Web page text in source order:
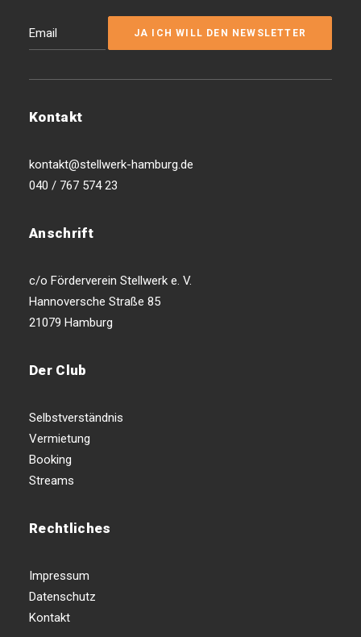
Kontakt
kontakt@stellwerk-hamburg.de
040 / 767 574 23
Anschrift
c/o Förderverein Stellwerk e. V.
Hannoversche Straße 85
21079 Hamburg
Der Club
Selbstverständnis
Vermietung
Booking
Streams
Rechtliches
Impressum
Datenschutz
Kontakt